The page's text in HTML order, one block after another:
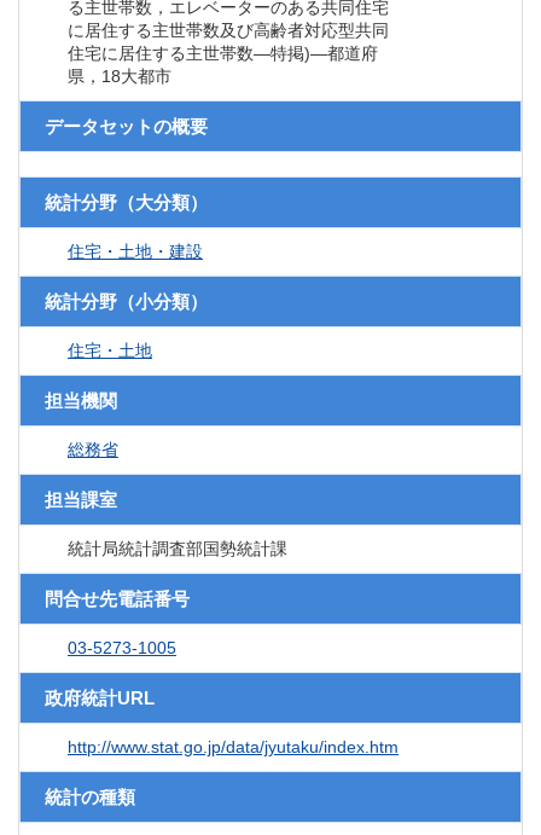
る主世帯数，エレベーターのある共同住宅
に居住する主世帯数及び高齢者対応型共同
住宅に居住する主世帯数―特掲)―都道府
県，18大都市
データセットの概要
統計分野（大分類）
住宅・土地・建設
統計分野（小分類）
住宅・土地
担当機関
総務省
担当課室
統計局統計調査部国勢統計課
問合せ先電話番号
03-5273-1005
政府統計URL
http://www.stat.go.jp/data/jyutaku/index.htm
統計の種類